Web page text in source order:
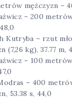
mężczyzn –
– 200
Kutryba – rzut
(7,26 kg), 37.77 m,
– 100
– 400
53.38 s, 44,0